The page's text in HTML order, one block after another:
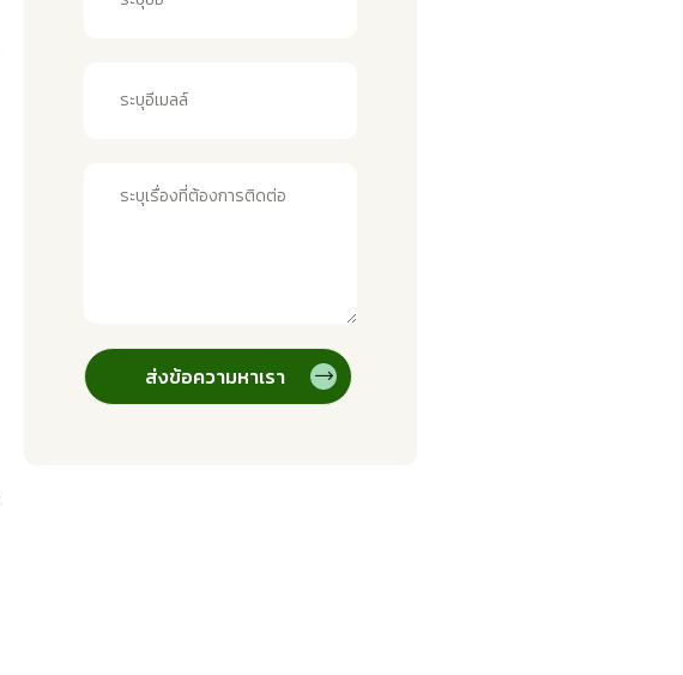
ส่งข้อความหาเรา